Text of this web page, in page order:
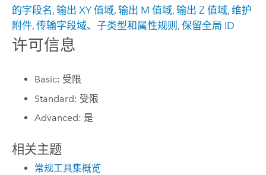
的字段名, 输出 XY 值域, 输出 M 值域, 输出 Z 值域, 维护
附件, 传输字段域、子类型和属性规则 , 保留全局 ID
许可信息
Basic: 受限
Standard: 受限
Advanced: 是
相关主题
常规工具集概览